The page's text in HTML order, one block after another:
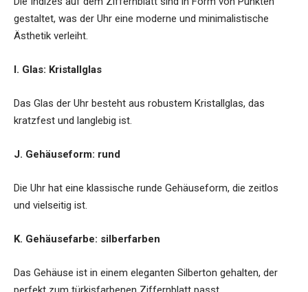
gestaltet, was der Uhr eine moderne und minimalistische
Ästhetik verleiht.
I. Glas: Kristallglas
Das Glas der Uhr besteht aus robustem Kristallglas, das
kratzfest und langlebig ist.
J. Gehäuseform: rund
Die Uhr hat eine klassische runde Gehäuseform, die zeitlos
und vielseitig ist.
K. Gehäusefarbe: silberfarben
Das Gehäuse ist in einem eleganten Silberton gehalten, der